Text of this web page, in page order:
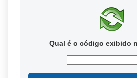
Qual é o código exibido